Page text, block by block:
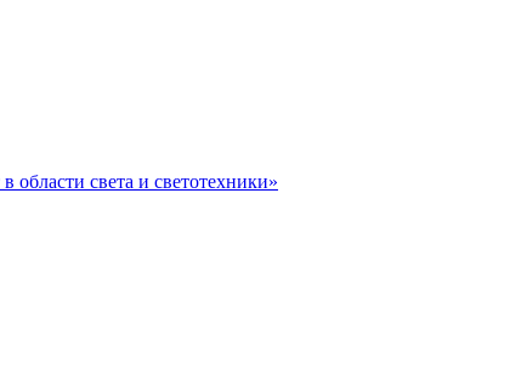
области света и светотехники»